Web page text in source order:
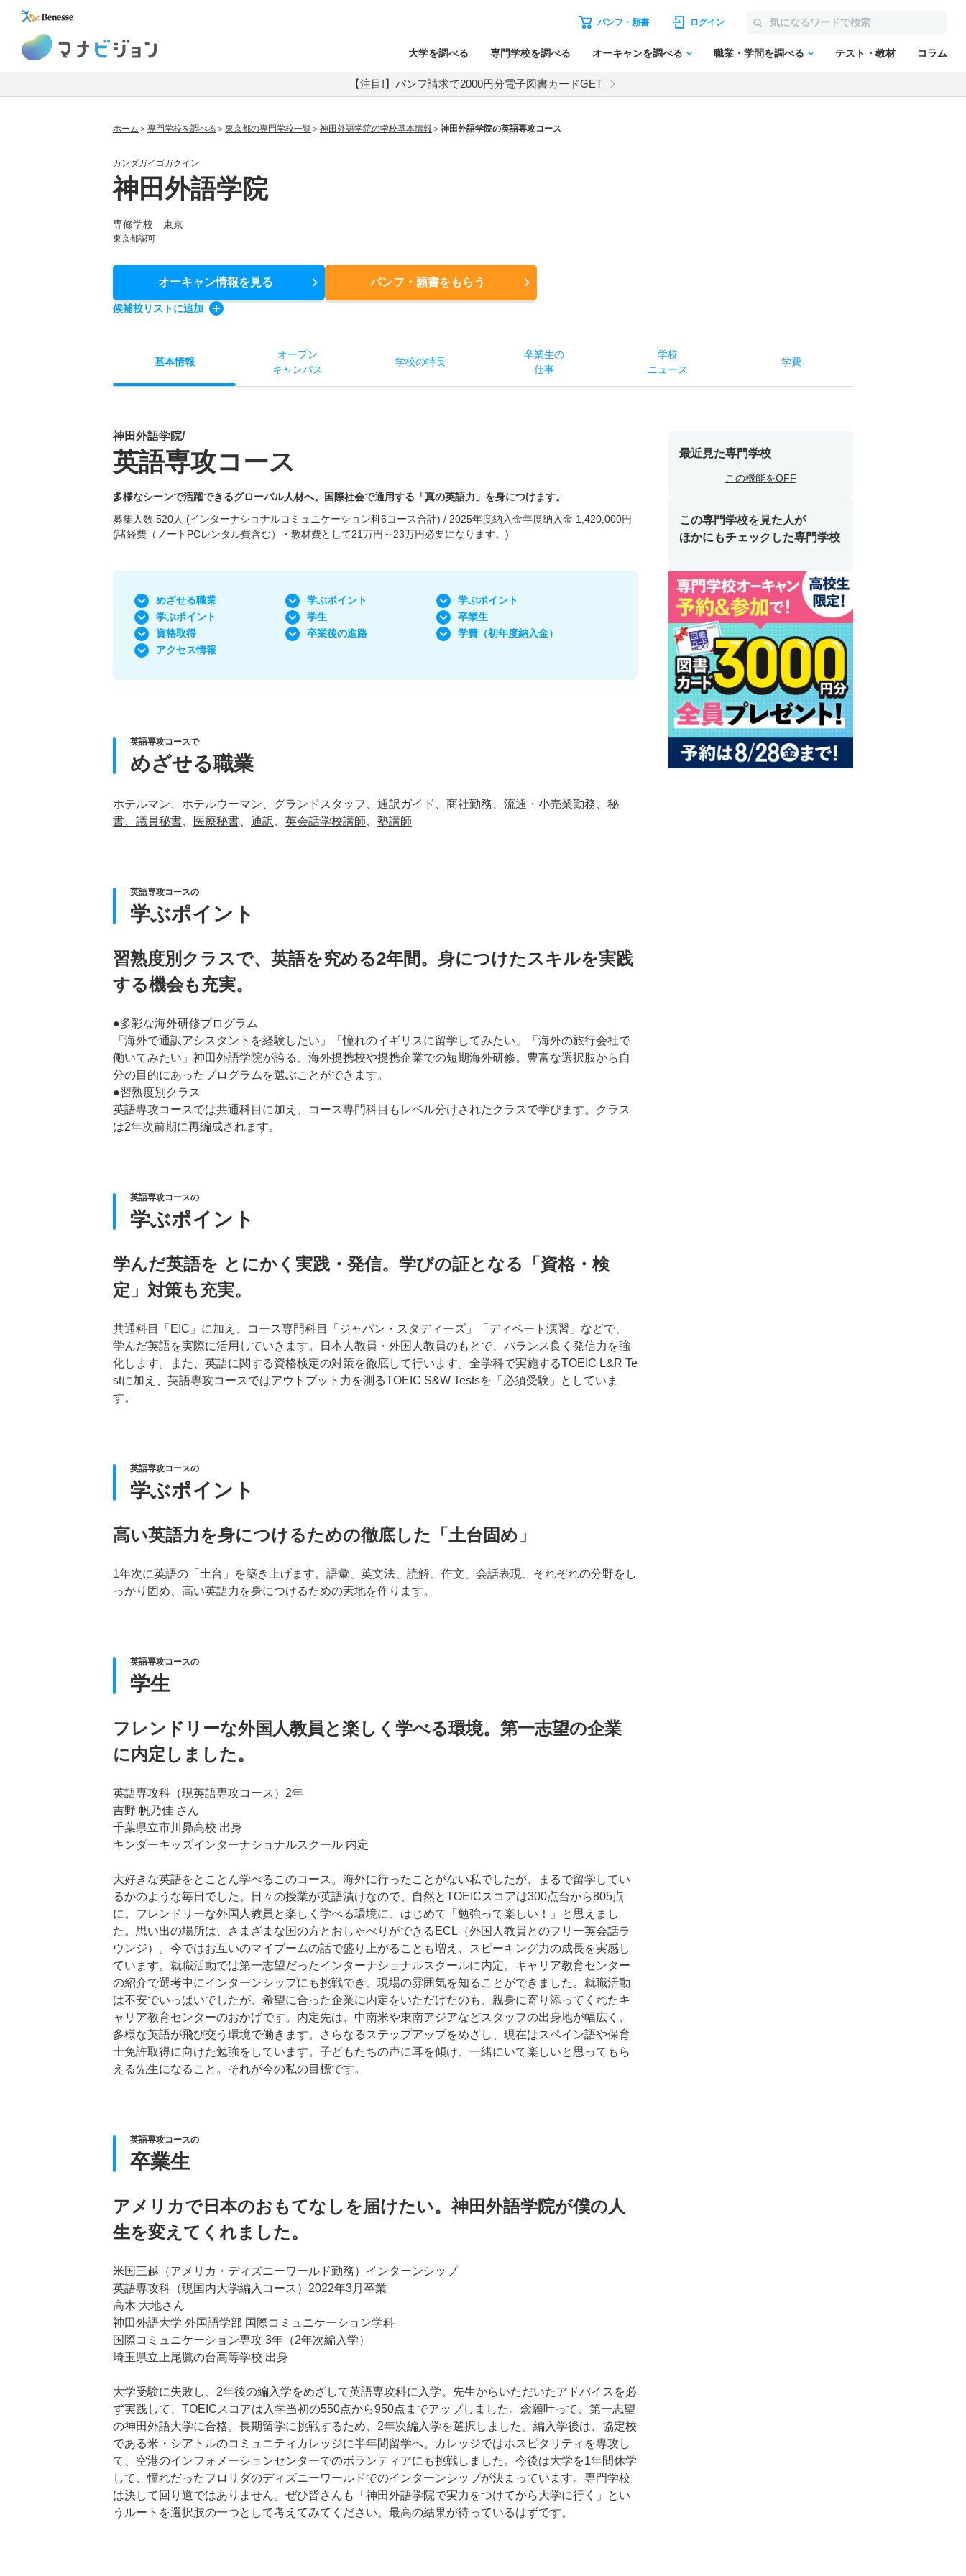
パンフ・願書 ログイン
大学を調べる 専門学校を調べる オーキャンを調べる 職業・学問を調べる テスト・教材 コラム
【注目!】パンフ請求で2000円分電子図書カードGET
ホーム 専門学校を調べる 東京都の専門学校一覧 神田外語学院の学校基本情報 神田外語学院の英語専攻コース
カンダガイゴガクイン
神田外語学院
専修学校 東京
東京都認可
オーキャン情報を見る パンフ・願書をもらう
候補校リストに追加
基本情報
オープン
キャンパス
学校の特長
卒業生の
仕事
学校
ニュース
学費
神田外語学院/
英語専攻コース
多様なシーンで活躍できるグローバル人材へ。国際社会で通用する「真の英語力」を身につけます。
募集人数 520人 (インターナショナルコミュニケーション科6コース合計) / 2025年度納入金年度納入金 1,420,000円
(諸経費（ノートPCレンタル費含む）・教材費として21万円～23万円必要になります。)
めざせる職業 学ぶポイント
学ぶポイント
学ぶポイント
学生
卒業生
資格取得
卒業後の進路 学費 （初年度納入金）
アクセス情報
英語専攻コースで
めざせる職業
ホテルマン、ホテルウーマン グランドスタッフ 通訳ガイド 商社勤務 流通・小売業勤務
秘
書、議員秘書
医療秘書 通訳 英会話学校講師 塾講師
英語専攻コースの
学ぶポイント
習熟度別クラスで、英語を究める2年間。身につけたスキルを実践
する機会も充実。
●多彩な海外研修プログラム
「海外で通訳アシスタントを経験したい」「憧れのイギリスに留学してみたい」「海外の旅行会社で
働いてみたい」神田外語学院が誇る、海外提携校や提携企業での短期海外研修。豊富な選択肢から自
分の目的にあったプログラムを選ぶことができます。
●習熟度別クラス
英語専攻コースでは共通科目に加え、コース専門科目もレベル分けされたクラスで学びます。クラス
は2年次前期に再編成されます。
英語専攻コースの
学ぶポイント
学んだ英語を とにかく実践・発信。学びの証となる「資格・検
定」対策も充実。
共通科目「EIC」に加え、コース専門科目「ジャパン・スタディーズ」「ディベート演習」などで、
学んだ英語を実際に活用していきます。日本人教員・外国人教員のもとで、バランス良く発信力を強
化します。また、英語に関する資格検定の対策を徹底して行います。全学科で実施するTOEIC L&R Te
stに加え、英語専攻コースではアウトプット力を測るTOEIC S&W Testsを「必須受験」としていま
す。
英語専攻コースの
学ぶポイント
高い英語力を身につけるための徹底した「土台固め」
1年次に英語の「土台」を築き上げます。語彙、英文法、読解、作文、会話表現、それぞれの分野をし
っかり固め、高い英語力を身につけるための素地を作ります。
英語専攻コースの
学生
フレンドリーな外国人教員と楽しく学べる環境。第一志望の企業
に内定しました。
英語専攻科（現英語専攻コース）2年
吉野 帆乃佳 さん
千葉県立市川昴高校 出身
キンダーキッズインターナショナルスクール 内定
大好きな英語をとことん学べるこのコース。海外に行ったことがない私でしたが、まるで留学してい
るかのような毎日でした。日々の授業が英語漬けなので、自然とTOEICスコアは300点台から805点
に。フレンドリーな外国人教員と楽しく学べる環境に、はじめて「勉強って楽しい！」と思えまし
た。思い出の場所は、さまざまな国の方とおしゃべりができるECL（外国人教員とのフリー英会話ラ
ウンジ）。今ではお互いのマイブームの話で盛り上がることも増え、スピーキング力の成長を実感し
ています。就職活動では第一志望だったインターナショナルスクールに内定。キャリア教育センター
の紹介で選考中にインターンシップにも挑戦でき、現場の雰囲気を知ることができました。就職活動
は不安でいっぱいでしたが、希望に合った企業に内定をいただけたのも、親身に寄り添ってくれたキ
ャリア教育センターのおかげです。内定先は、中南米や東南アジアなどスタッフの出身地が幅広く、
多様な英語が飛び交う環境で働きます。さらなるステップアップをめざし、現在はスペイン語や保育
士免許取得に向けた勉強をしています。子どもたちの声に耳を傾け、一緒にいて楽しいと思ってもら
える先生になること。それが今の私の目標です。
英語専攻コースの
卒業生
アメリカで日本のおもてなしを届けたい。神田外語学院が僕の人
生を変えてくれました。
米国三越（アメリカ・ディズニーワールド勤務）インターンシップ
英語専攻科（現国内大学編入コース）2022年3月卒業
高木 大地さん
神田外語大学 外国語学部 国際コミュニケーション学科
国際コミュニケーション専攻 3年（2年次編入学）
埼玉県立上尾鷹の台高等学校 出身
大学受験に失敗し、2年後の編入学をめざして英語専攻科に入学。先生からいただいたアドバイスを必
ず実践して、TOEICスコアは入学当初の550点から950点までアップしました。念願叶って、第一志望
の神田外語大学に合格。長期留学に挑戦するため、2年次編入学を選択しました。編入学後は、協定校
である米・シアトルのコミュニティカレッジに半年間留学へ。カレッジではホスピタリティを専攻し
て、空港のインフォメーションセンターでのボランティアにも挑戦しました。今後は大学を1年間休学
して、憧れだったフロリダのディズニーワールドでのインターンシップが決まっています。専門学校
は決して回り道ではありません。ぜひ皆さんも「神田外語学院で実力をつけてから大学に行く」とい
うルートを選択肢の一つとして考えてみてください。最高の結果が待っているはずです。
最近見た専門学校
この機能をOFF
この専門学校を見た人が
ほかにもチェックした専門学校